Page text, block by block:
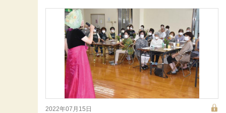
2022年07月15日